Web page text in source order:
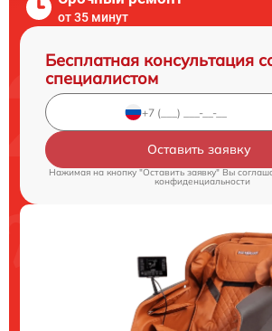
от 35 минут
Бесплатная консультация
специалистом
Оставить заявку
Нажимая на кнопку "Оставить заявку" Вы
конфиденциальности